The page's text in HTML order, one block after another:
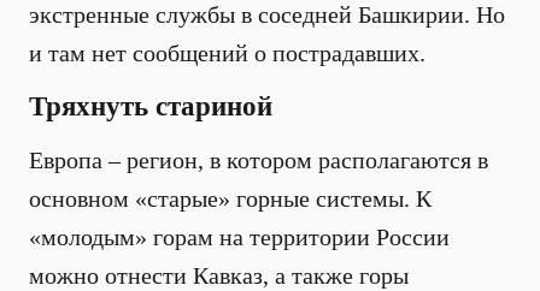
экстренные службы в соседней Башкирии. Но
и там нет сообщений о пострадавших.
Тряхнуть стариной
Европа – регион, в котором располагаются в
основном «старые» горные системы. К
«молодым» горам на территории России
можно отнести Кавказ, а также горы